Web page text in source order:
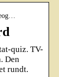
quiz. TV-
Den
rundt.